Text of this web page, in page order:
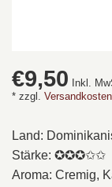
€9,50
Inkl.
* zzgl. Versandkosten
Land:
Stärke: ✪✪✪✩✩
Aroma: Cremig,